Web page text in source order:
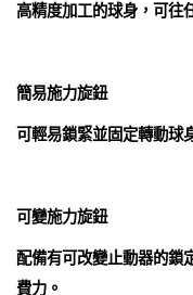
高精度加工的球身，可往
簡易施力旋鈕
可輕易鎖緊並固定轉動球
可變施力旋鈕
配備有可改變止動器的鎖
費力。